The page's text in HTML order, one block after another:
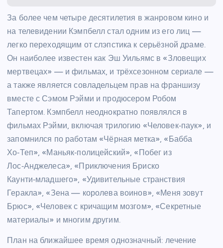
За более чем четыре десятилетия в жанровом кино и
на телевидении Кэмпбелл стал одним из его лиц —
легко переходящим от слэпстика к серьёзной драме.
Он наиболее известен как Эш Уильямс в «Зловещих
мертвецах» — и фильмах, и трёхсезонном сериале —
а также является совладельцем прав на франшизу
вместе с Сэмом Рэйми и продюсером Робом
Тапертом. Кэмпбелл неоднократно появлялся в
фильмах Рэйми, включая трилогию «Человек‑паук», и
запомнился по работам «Чёрная метка», «Бабба
Хо‑Теп», «Маньяк‑полицейский», «Побег из
Лос‑Анджелеса», «Приключения Бриско
Каунти‑младшего», «Удивительные странствия
Геракла», «Зена — королева воинов», «Меня зовут
Брюс», «Человек с кричащим мозгом», «Секретные
материалы» и многим другим.
План на ближайшее время однозначный: лечение